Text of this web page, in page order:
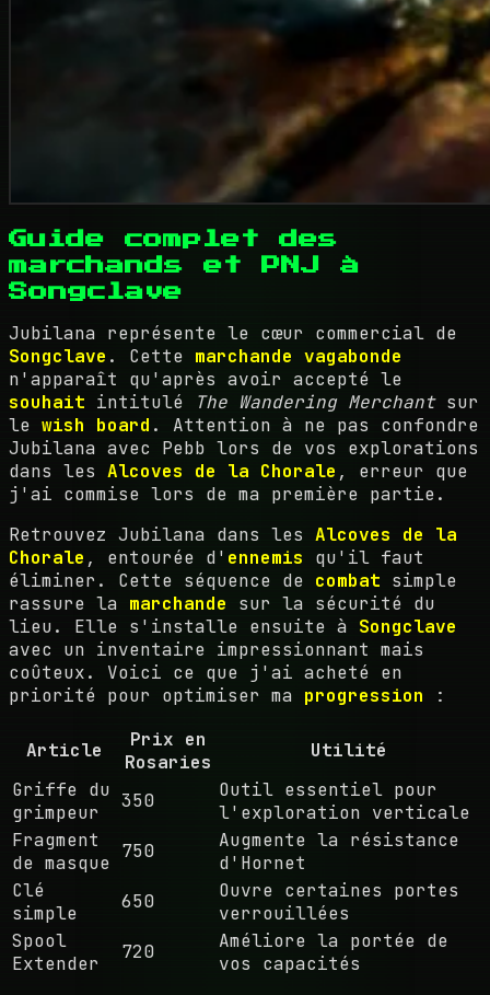
Guide complet des
marchands et PNJ à
Songclave
Jubilana représente le cœur commercial de
Songclave . Cette marchande vagabonde
n'apparaît qu'après avoir accepté le
souhait intitulé The Wandering Merchantsur
le wish board . Attention à ne pas confondre
Jubilana avec Pebb lors de vos explorations
dans les Alcoves de la Chorale , erreur que
j'ai commise lors de ma première partie.
Retrouvez Jubilana dans les Alcoves de la
Chorale , entourée d' ennemis qu'il faut
éliminer. Cette séquence de combat simple
rassure la marchande sur la sécurité du
lieu. Elle s'installe ensuite à Songclave
avec un inventaire impressionnant mais
coûteux. Voici ce que j'ai acheté en
priorité pour optimiser ma progression :
Article
Prix en
Rosaries
Utilité
Griffe du
grimpeur
350
Outil essentiel pour
l'exploration verticale
Fragment
de masque
750
Augmente la résistance
d'Hornet
Clé
simple
650
Ouvre certaines portes
verrouillées
Spool
Extender
720
Améliore la portée de
vos capacités